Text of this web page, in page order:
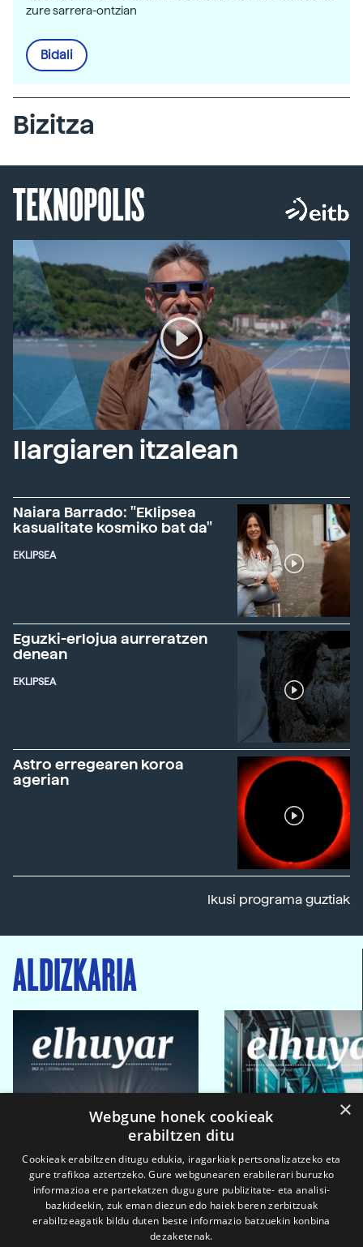
zure sarrera-ontzian
Bidali
Bizitza
TEKNOPOLIS
Ilargiaren itzalean
Naiara Barrado: "Eklipsea
kasualitate kosmiko bat da"
EKLIPSEA
Eguzki-erlojua aurreratzen
denean
EKLIPSEA
Astro erregearen koroa
agerian
Ikusi programa guztiak
ALDIZKARIA
×
Webgune honek cookieak
erabiltzen ditu
Cookieak erabiltzen ditugu edukia, iragarkiak pertsonalizatzeko eta
gure trafikoa aztertzeko. Gure webgunearen erabilerari buruzko
informazioa ere partekatzen dugu gure publizitate- eta analisi-
bazkideekin, zuk eman diezun edo haiek beren zerbitzuak
erabiltzeagatik bildu duten beste informazio batzuekin konbina
dezaketenak.